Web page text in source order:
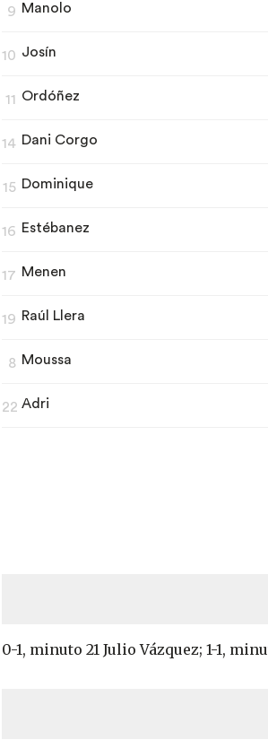
9 Manolo
10 Josín
11 Ordóñez
14 Dani Corgo
15 Dominique
16 Estébanez
17 Menen
19 Raúl Llera
8 Moussa
22 Adri
0-1, minuto 21 Julio Vázquez; 1-1,